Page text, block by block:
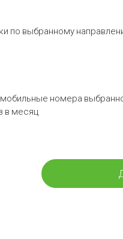
по выбранному
номера
в месяц